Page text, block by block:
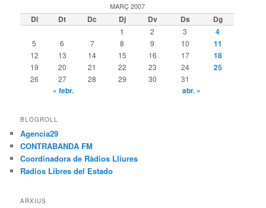
MARÇ 2007
Dl Dt Dc Dj Dv Ds Dg
1 2 3 4
5 6 7 8 9 10 11
12 13 14 15 16 17 18
19 20 21 22 23 24 25
26 27 28 29 30 31
« febr. abr. »
BLOGROLL
Agencia29
CONTRABANDA FM
Coordinadora de Ràdios Lliures
Radios Libres del Estado
ARXIUS